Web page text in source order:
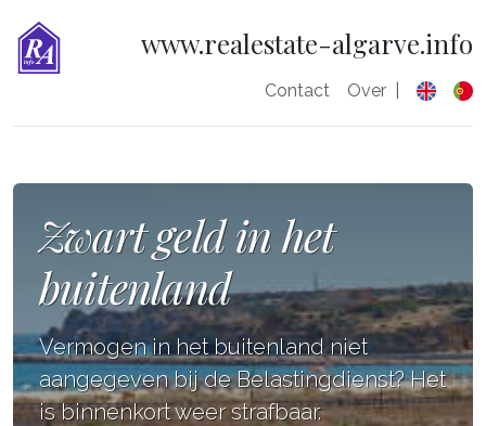
www.realestate-algarve.info
Contact Over
Zwart geld in het
buitenland
Vermogen in het buitenland niet
aangegeven bij de Belastingdienst? Het
is binnenkort weer strafbaar.